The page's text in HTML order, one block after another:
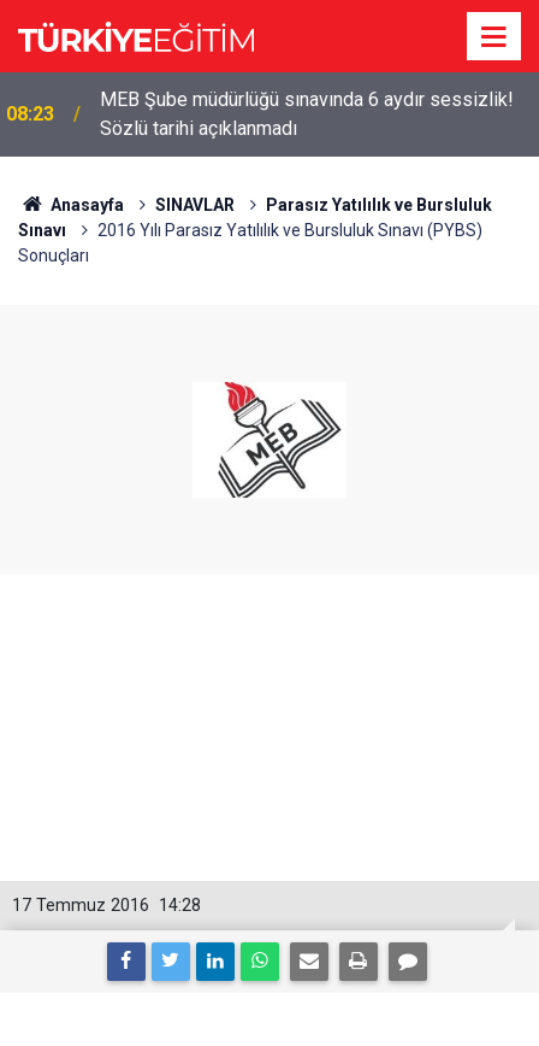
08:23
MEB Şube müdürlüğü sınavında 6 aydır sessizlik!
Sözlü tarihi açıklanmadı
Anasayfa SINAVLAR
Parasız Yatılılık ve Bursluluk
Sınavı
2016 Yılı Parasız Yatılılık ve Bursluluk Sınavı (PYBS)
Sonuçları
14:28
17 Temmuz 2016